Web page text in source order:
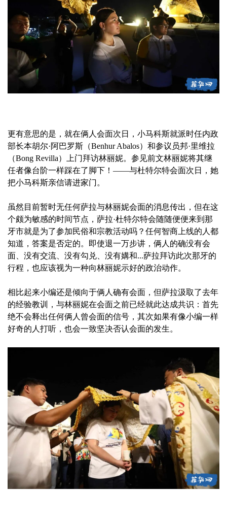
更有意思的是，就在俩人会面次日，小马科斯就派时任内政
部长本胡尔·阿巴罗斯（Benhur Abalos）和参议员邦·里维拉
（Bong Revilla）上门拜访林丽妮。参见前文林丽妮将其继
任者像台阶一样踩在了脚下！——与杜特尔特会面次日，她
把小马科斯亲信请进家门。
虽然目前暂时无任何萨拉与林丽妮会面的消息传出，但在这
个颇为敏感的时间节点，萨拉·杜特尔特会随随便便来到那
牙市就是为了参加民俗和宗教活动吗？任何智商上线的人都
知道，答案是否定的。即使退一万步讲，俩人的确没有会
面、没有交流、没有勾兑、没有媾和...萨拉拜访此次那牙的
行程，也应该视为一种向林丽妮示好的政治动作。
相比起来小编还是倾向于俩人确有会面，但萨拉汲取了去年
的经验教训，与林丽妮在会面之前已经就此达成共识：首先
绝不会释出任何俩人曾会面的信号，其次如果有像小编一样
好奇的人打听，也会一致坚决否认会面的发生。